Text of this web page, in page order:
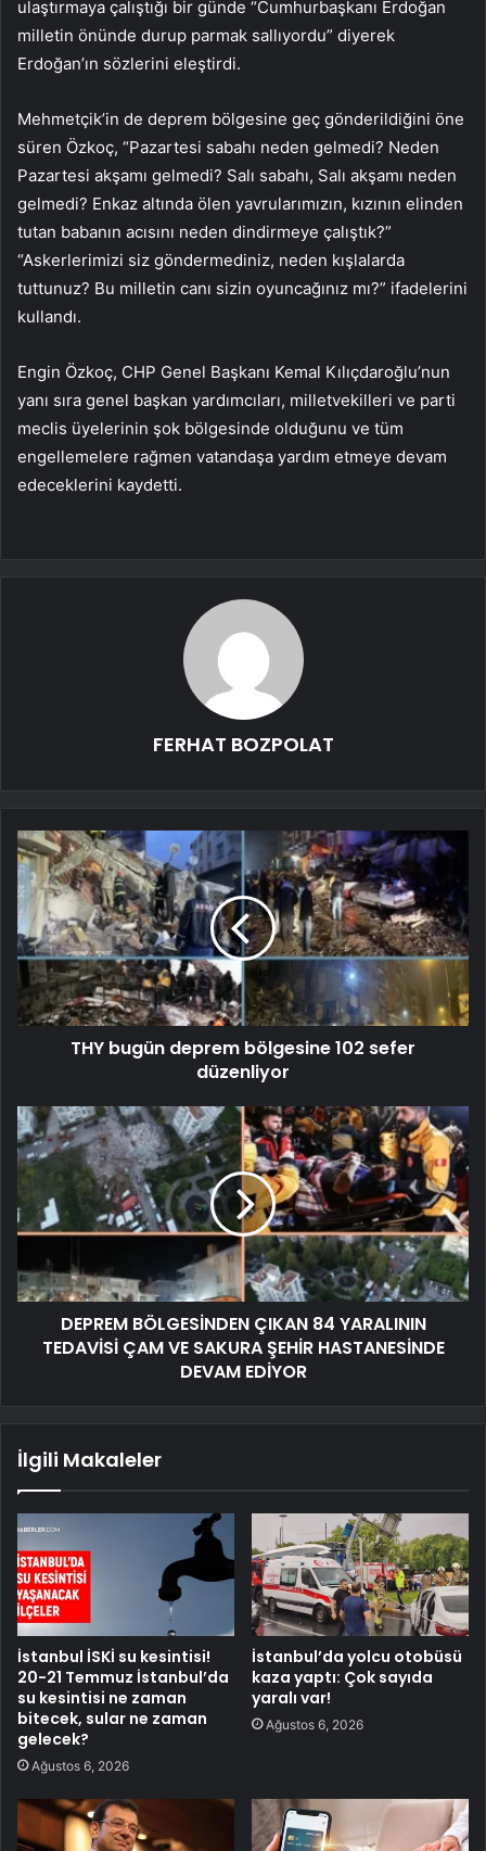
ulaştırmaya çalıştığı bir günde “Cumhurbaşkanı Erdoğan
milletin önünde durup parmak sallıyordu” diyerek
Erdoğan’ın sözlerini eleştirdi.
Mehmetçik’in de deprem bölgesine geç gönderildiğini öne
süren Özkoç, “Pazartesi sabahı neden gelmedi? Neden
Pazartesi akşamı gelmedi? Salı sabahı, Salı akşamı neden
gelmedi? Enkaz altında ölen yavrularımızın, kızının elinden
tutan babanın acısını neden dindirmeye çalıştık?”
“Askerlerimizi siz göndermediniz, neden kışlalarda
tuttunuz? Bu milletin canı sizin oyuncağınız mı?” ifadelerini
kullandı.
Engin Özkoç, CHP Genel Başkanı Kemal Kılıçdaroğlu’nun
yanı sıra genel başkan yardımcıları, milletvekilleri ve parti
meclis üyelerinin şok bölgesinde olduğunu ve tüm
engellemelere rağmen vatandaşa yardım etmeye devam
edeceklerini kaydetti.
FERHAT BOZPOLAT
THY bugün deprem bölgesine 102 sefer
düzenliyor
DEPREM BÖLGESİNDEN ÇIKAN 84 YARALININ
TEDAVİSİ ÇAM VE SAKURA ŞEHİR HASTANESİNDE
DEVAM EDİYOR
İlgili Makaleler
İstanbul İSKİ su kesintisi!
20-21 Temmuz İstanbul’da
su kesintisi ne zaman
bitecek, sular ne zaman
gelecek?
Ağustos 6, 2026
İstanbul’da yolcu otobüsü
kaza yaptı: Çok sayıda
yaralı var!
Ağustos 6, 2026